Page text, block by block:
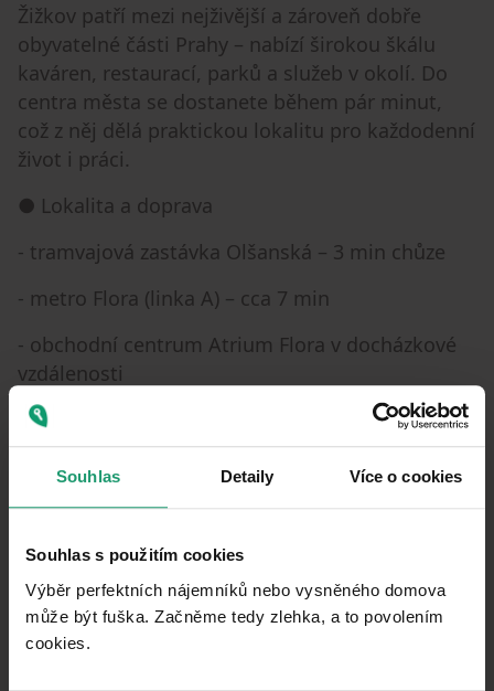
Souhlas Detaily Více o cookies
Souhlas s použitím cookies
Výběr perfektních nájemníků nebo vysněného domova
může být fuška. Začněme tedy zlehka, a to povolením
cookies.​
Žižkov patří mezi nejživější a zároveň dobře
obyvatelné části Prahy – nabízí širokou škálu
kaváren, restaurací, parků a služeb v okolí. Do
centra města se dostanete během pár minut,
což z něj dělá praktickou lokalitu pro každodenní
život i práci.
● Lokalita a doprava
- tramvajová zastávka Olšanská – 3 min chůze
- metro Flora (linka A) – cca 7 min
- obchodní centrum Atrium Flora v docházkové
vzdálenosti
- park Parukářka poblíž
● Podmínky
- 19 990 Kč / měsíc (1 osoba)
- 20 990 Kč / měsíc (2 osoby)
počáteční smlouva na 12 měsíců, poté
výpovědní lhůta 3 měsíce